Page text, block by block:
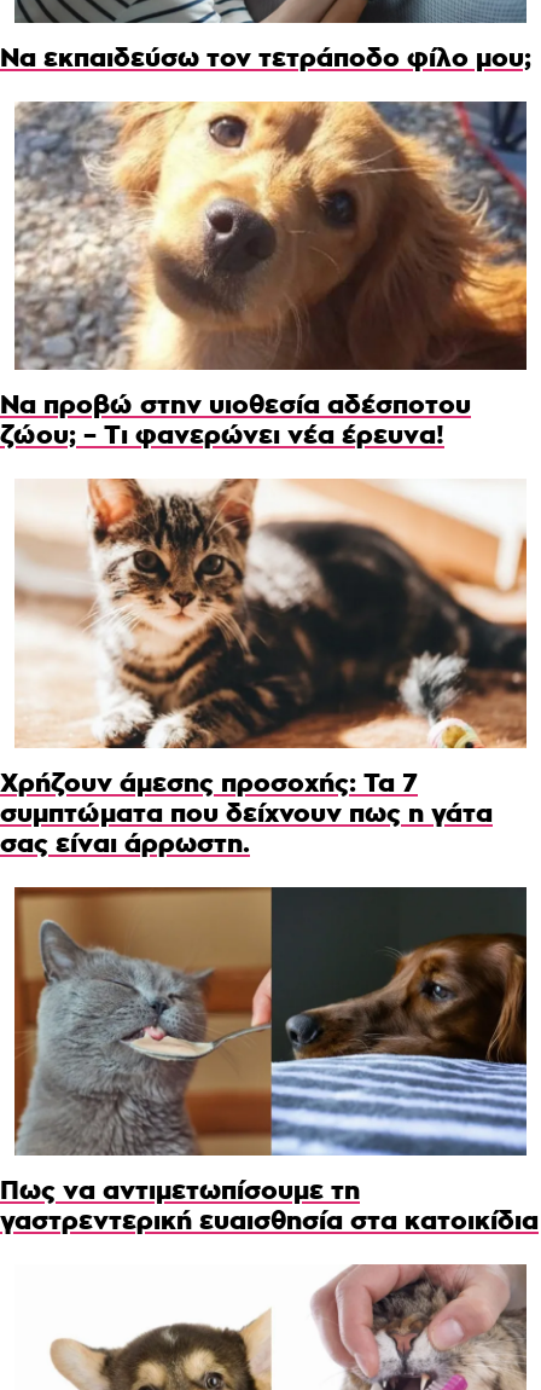
Να εκπαιδεύσω τον τετράποδο φίλο μου;
Να προβώ στην υιοθεσία αδέσποτου
ζώου; – Τι φανερώνει νέα έρευνα!
Χρήζουν άμεσης προσοχής: Τα 7
συμπτώματα που δείχνουν πως η γάτα
σας είναι άρρωστη.
Πως να αντιμετωπίσουμε τη
γαστρεντερική ευαισθησία στα κατοικίδια